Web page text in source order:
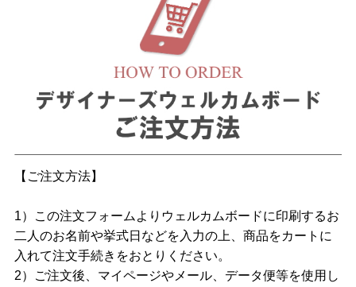
【ご注文方法】
1）この注文フォームよりウェルカムボードに印刷するお
二人のお名前や挙式日などを入力の上、商品をカートに
入れて注文手続きをおとりください。
2）ご注文後、マイページやメール、データ便等を使用し